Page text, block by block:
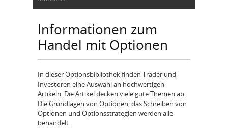
Informationen zum
Handel mit Optionen
In dieser Optionsbibliothek finden Trader und
Investoren eine Auswahl an hochwertigen
Artikeln. Die Artikel decken viele gute Themen ab.
Die Grundlagen von Optionen, das Schreiben von
Optionen und Optionsstrategien werden alle
behandelt.